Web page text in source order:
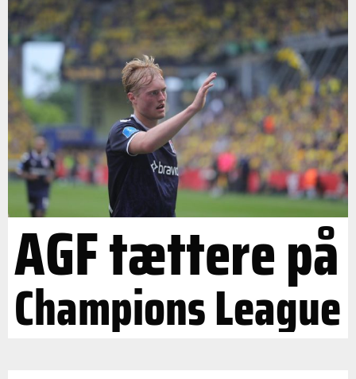
AGF tættere på
Champions League